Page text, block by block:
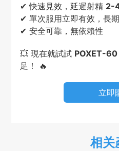
✔ 快速見效，延遲射精 2-
✔ 單次服用立即有效，長
✔ 安全可靠，無依賴性
💥 現在就試試 POXET-60
足！ 🔥
立即
相关